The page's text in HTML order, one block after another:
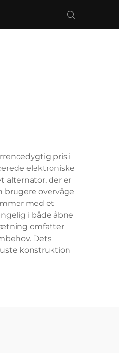
pris i
elektroniske
alternator, der er
brugere overvåge
med et
i både åbne
omfatter
Dets
konstruktion